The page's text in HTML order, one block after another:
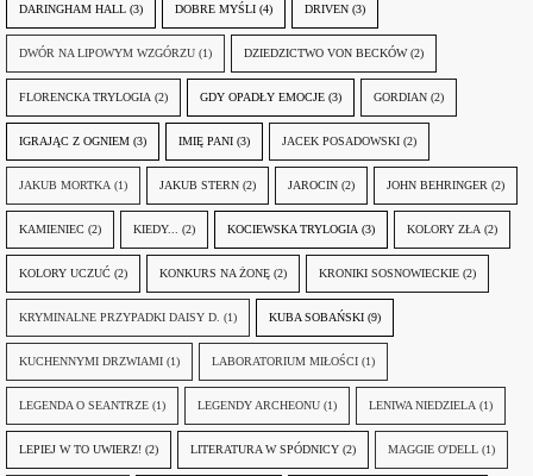
DARINGHAM HALL (3) DOBRE MYŚLI (4) DRIVEN (3)
DWÓR NA LIPOWYM WZGÓRZU (1) DZIEDZICTWO VON BECKÓW (2)
FLORENCKA TRYLOGIA (2) GDY OPADŁY EMOCJE (3) GORDIAN (2)
IGRAJĄC Z OGNIEM (3) IMIĘ PANI (3) JACEK POSADOWSKI (2)
JAKUB MORTKA (1) JAKUB STERN (2) JAROCIN (2) JOHN BEHRINGER (2)
KAMIENIEC (2) KIEDY... (2) KOCIEWSKA TRYLOGIA (3) KOLORY ZŁA (2)
KOLORY UCZUĆ (2) KONKURS NA ŻONĘ (2) KRONIKI SOSNOWIECKIE (2)
KRYMINALNE PRZYPADKI DAISY D. (1) KUBA SOBAŃSKI (9)
KUCHENNYMI DRZWIAMI (1) LABORATORIUM MIŁOŚCI (1)
LEGENDA O SEANTRZE (1) LEGENDY ARCHEONU (1) LENIWA NIEDZIELA (1)
LEPIEJ W TO UWIERZ! (2) LITERATURA W SPÓDNICY (2) MAGGIE O'DELL (1)